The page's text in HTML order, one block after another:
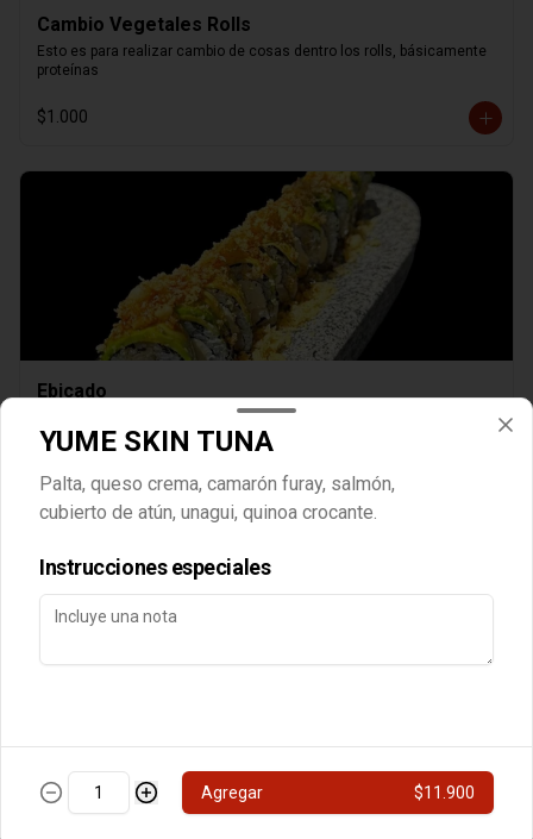
Cambio Vegetales Rolls
Esto es para realizar cambio de cosas dentro los rolls, básicamente
proteínas
$1.000
Ebicado
Relleno de camarón Furay, queso, cebollin, cubierto en palta,
Crocante primavera o brotes.
$8.000
Camarón furay, palta, cubierto de queso,
chimichurri nikkei, flameado, crocante o brotes y
YUME SKIN TUNA
Palta, queso crema, camarón furay, salmón,
cubierto de atún, unagui, quinoa crocante.
Instrucciones especiales
Agregar $11.900